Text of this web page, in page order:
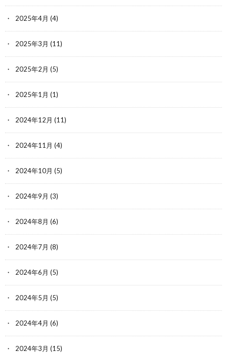
2025年4月 (4)
2025年3月 (11)
2025年2月 (5)
2025年1月 (1)
2024年12月 (11)
2024年11月 (4)
2024年10月 (5)
2024年9月 (3)
2024年8月 (6)
2024年7月 (8)
2024年6月 (5)
2024年5月 (5)
2024年4月 (6)
2024年3月 (15)